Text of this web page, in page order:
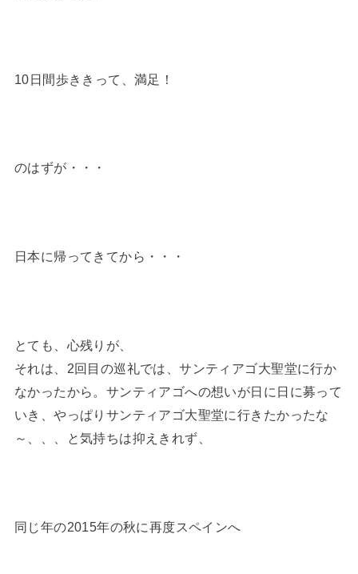
10日間歩ききって、満足！
のはずが・・・
日本に帰ってきてから・・・
とても、心残りが、
それは、2回目の巡礼では、サンティアゴ大聖堂に行か
なかったから。サンティアゴへの想いが日に日に募って
いき、やっぱりサンティアゴ大聖堂に行きたかったな
～、、、と気持ちは抑えきれず、
同じ年の2015年の秋に再度スペインへ